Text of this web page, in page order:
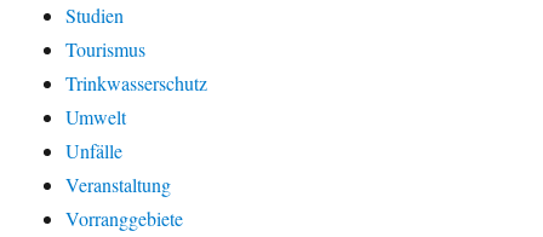
Studien
Tourismus
Trinkwasserschutz
Umwelt
Unfälle
Veranstaltung
Vorranggebiete